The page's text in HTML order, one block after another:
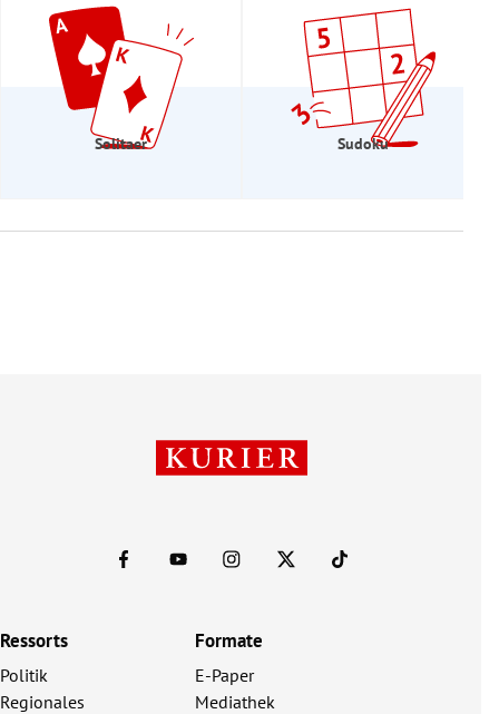
Solitaer Sudoku
Ressorts
Politik
Regionales
Formate
E-Paper
Mediathek